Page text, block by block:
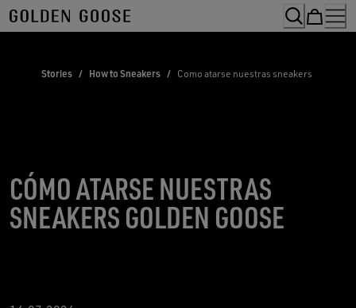
Skip
to
Stories / How to Sneakers / Como atarse nuestras sneakers
CÓMO ATARSE NUESTRAS
SNEAKERS GOLDEN GOOSE